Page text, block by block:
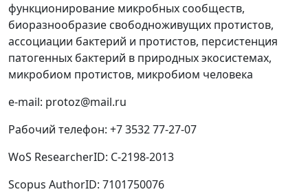
функционирование микробных сообществ,
биоразнообразие свободноживущих протистов,
ассоциации бактерий и протистов, персистенция
патогенных бактерий в природных экосистемах,
микробиом протистов, микробиом человека
e-mail: protoz@mail.ru
Рабочий телефон: +7 3532 77-27-07
WoS ResearcherID: C-2198-2013
Scopus AuthorID: 7101750076